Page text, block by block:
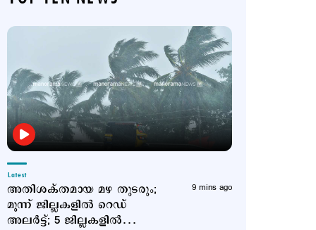
Latest
അതിശക്തമായ മഴ തുടരും;
മൂന്ന് ജില്ലകളില്‍ റെ‍ഡ്
അലര്‍ട്ട്; 5 ജില്ലകളില്‍
9 mins ago